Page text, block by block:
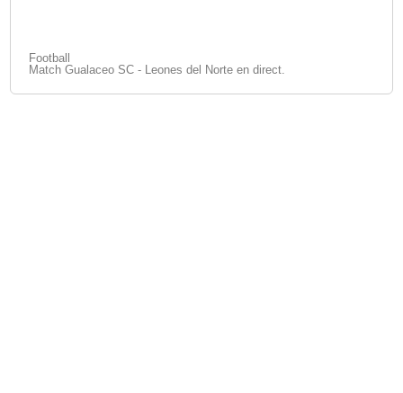
Football
Match Gualaceo SC - Leones del Norte en direct.